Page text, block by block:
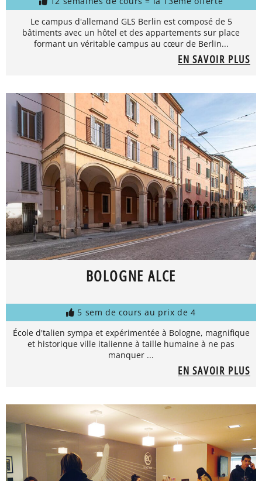
Le campus d'allemand GLS Berlin est composé de 5
bâtiments avec un hôtel et des appartements sur place
formant un véritable campus au cœur de Berlin...
EN SAVOIR PLUS
BOLOGNE ALCE
5 sem de cours au prix de 4
École d'talien sympa et expérimentée à Bologne, magnifique
et historique ville italienne à taille humaine à ne pas
manquer ...
EN SAVOIR PLUS